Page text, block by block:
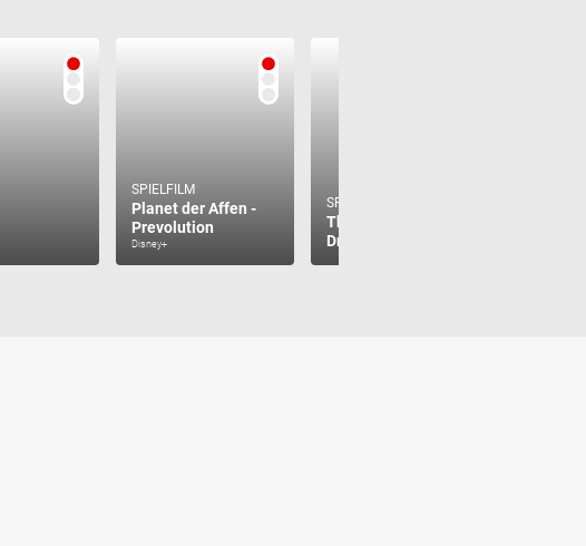
SPIELFILM
Planet der Affen -
Prevolution
Disney+
SPIELFILM
Theresa Wolff -
Dreck